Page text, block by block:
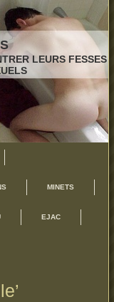
LEURS FESSES
MINETS
EJAC